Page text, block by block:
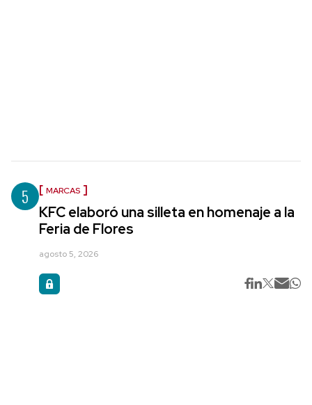
5 MARCAS
KFC elaboró una silleta en homenaje a la
Feria de Flores
agosto 5, 2026